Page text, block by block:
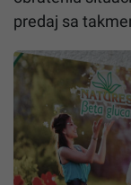
predaj sa